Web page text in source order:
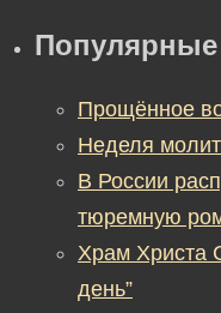
Прощённое
Неделя
В России
тюремную
Храм Христа
день”